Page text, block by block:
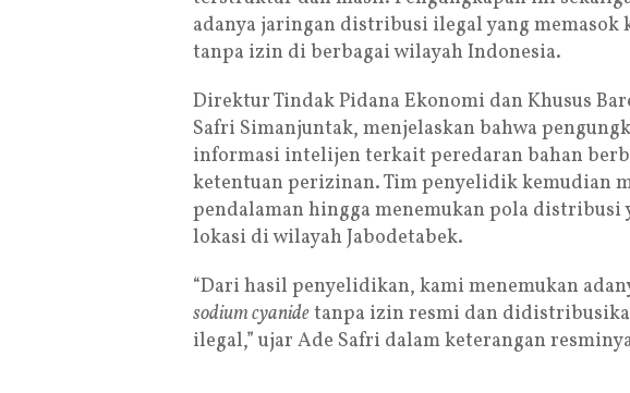
adanya jaringan distribusi ilegal yang memasok
tanpa izin di berbagai wilayah Indonesia.
Direktur Tindak Pidana Ekonomi dan Khusus
Safri Simanjuntak, menjelaskan bahwa
informasi intelijen terkait peredaran bahan
ketentuan perizinan. Tim penyelidik kemudian
pendalaman hingga menemukan pola distribusi
lokasi di wilayah Jabodetabek.
“Dari hasil penyelidikan, kami menemukan
sodium cyanidetanpa izin resmi dan
ilegal,” ujar Ade Safri dalam keterangan